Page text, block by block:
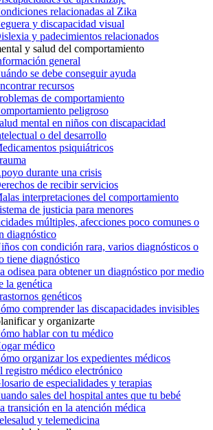
relacionadas al Zika
y discapacidad visual
y padecimientos relacionados
y salud del comportamiento
general
se debe conseguir ayuda
recursos
de comportamiento
peligroso
mental en niños con discapacidad
o del desarrollo
psiquiátricos
durante una crisis
de recibir servicios
interpretaciones del comportamiento
de justicia para menores
múltiples, afecciones poco comunes o
diagnóstico
con condición rara, varios diagnósticos o
tiene diagnóstico
odisea para obtener un diagnóstico por medio
la genética
genéticos
comprender las discapacidades invisibles
y organizarte
hablar con tu médico
médico
organizar los expedientes médicos
registro médico electrónico
de especialidades y terapias
sales del hospital antes que tu bebé
transición en la atención médica
y telemedicina